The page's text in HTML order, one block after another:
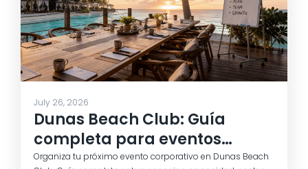
July 26, 2026
Dunas Beach Club: Guía
completa para eventos
corporativos
Organiza tu próximo evento corporativo en Dunas Beach